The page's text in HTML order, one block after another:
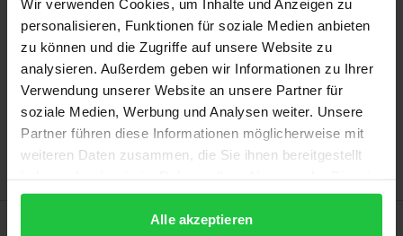
Wir verwenden Cookies, um Inhalte und Anzeigen zu
personalisieren, Funktionen für soziale Medien anbieten
zu können und die Zugriffe auf unsere Website zu
analysieren. Außerdem geben wir Informationen zu Ihrer
Verwendung unserer Website an unsere Partner für
soziale Medien, Werbung und Analysen weiter. Unsere
Partner führen diese Informationen möglicherweise mit
weiteren Daten zusammen, die Sie ihnen bereitgestellt
gesammelt haben.
Alle akzeptieren
wissenschaftlich fundiertes Konzept mit
Umsetzungspotential für die Pflegeausbildung am
Lernort Betrieb bzw. Praxis. Damit leistet Markus
Groninger einen (pflege)bildungspolitischen Beitrag
zur Weiterentwicklung der professionellen Pflege
und gibt Forschenden und Studierenden konkrete
Bibliografische Angaben